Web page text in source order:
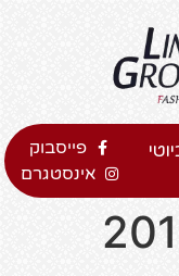
פייסבוק
אינסטגרם